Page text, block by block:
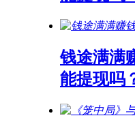
钱途满满
能提现吗